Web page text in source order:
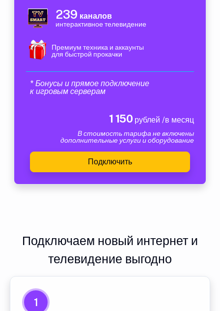
239 каналов
интерактивное телевидение
Премиум техника и аккаунты
для быстрой прокачки
* Бонусы и прямое подключение
к игровым серверам
1 150 рублей /в месяц
В стоимость тарифа не включены
дополнительные услуги и оборудование
Подключить
Подключаем новый интернет и
телевидение выгодно
1